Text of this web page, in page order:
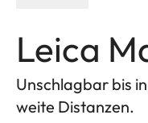
Leica
Unschlagbar bis
weite Distanzen.